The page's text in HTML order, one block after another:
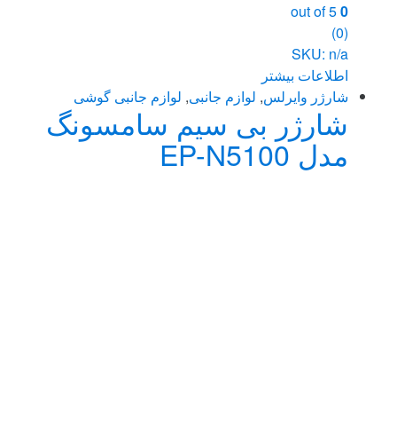
0
(0)
SKU: n/a
اطلاعات بیشتر
شارژر وایرلس, لوازم جانبی, لوازم جانبی گوشی
شارژر بی سیم سامسونگ
مدل EP-N5100